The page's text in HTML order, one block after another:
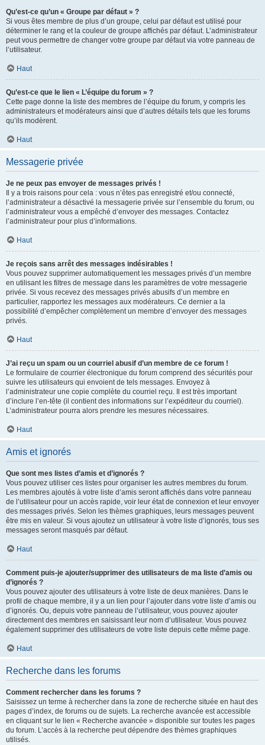
Qu’est-ce qu’un « Groupe par défaut » ?
Si vous êtes membre de plus d’un groupe, celui par défaut est utilisé pour
déterminer le rang et la couleur de groupe affichés par défaut. L’administrateur
peut vous permettre de changer votre groupe par défaut via votre panneau de
l’utilisateur.
Haut
Qu’est-ce que le lien « L’équipe du forum » ?
Cette page donne la liste des membres de l’équipe du forum, y compris les
administrateurs et modérateurs ainsi que d’autres détails tels que les forums
qu’ils modèrent.
Haut
Messagerie privée
Je ne peux pas envoyer de messages privés !
Il y a trois raisons pour cela : vous n’êtes pas enregistré et/ou connecté,
l’administrateur a désactivé la messagerie privée sur l’ensemble du forum, ou
l’administrateur vous a empêché d’envoyer des messages. Contactez
l’administrateur pour plus d’informations.
Haut
Je reçois sans arrêt des messages indésirables !
Vous pouvez supprimer automatiquement les messages privés d’un membre
en utilisant les filtres de message dans les paramètres de votre messagerie
privée. Si vous recevez des messages privés abusifs d’un membre en
particulier, rapportez les messages aux modérateurs. Ce dernier a la
possibilité d’empêcher complètement un membre d’envoyer des messages
privés.
Haut
J’ai reçu un spam ou un courriel abusif d’un membre de ce forum !
Le formulaire de courrier électronique du forum comprend des sécurités pour
suivre les utilisateurs qui envoient de tels messages. Envoyez à
l’administrateur une copie complète du courriel reçu. Il est très important
d’inclure l’en-tête (il contient des informations sur l’expéditeur du courriel).
L’administrateur pourra alors prendre les mesures nécessaires.
Haut
Amis et ignorés
Que sont mes listes d’amis et d’ignorés ?
Vous pouvez utiliser ces listes pour organiser les autres membres du forum.
Les membres ajoutés à votre liste d’amis seront affichés dans votre panneau
de l’utilisateur pour un accès rapide, voir leur état de connexion et leur envoyer
des messages privés. Selon les thèmes graphiques, leurs messages peuvent
être mis en valeur. Si vous ajoutez un utilisateur à votre liste d’ignorés, tous ses
messages seront masqués par défaut.
Haut
Comment puis-je ajouter/supprimer des utilisateurs de ma liste d’amis ou
d’ignorés ?
Vous pouvez ajouter des utilisateurs à votre liste de deux manières. Dans le
profil de chaque membre, il y a un lien pour l’ajouter dans votre liste d’amis ou
d’ignorés. Ou, depuis votre panneau de l’utilisateur, vous pouvez ajouter
directement des membres en saisissant leur nom d’utilisateur. Vous pouvez
également supprimer des utilisateurs de votre liste depuis cette même page.
Haut
Recherche dans les forums
Comment rechercher dans les forums ?
Saisissez un terme à rechercher dans la zone de recherche située en haut des
pages d’index, de forums ou de sujets. La recherche avancée est accessible
en cliquant sur le lien « Recherche avancée » disponible sur toutes les pages
du forum. L’accès à la recherche peut dépendre des thèmes graphiques
utilisés.